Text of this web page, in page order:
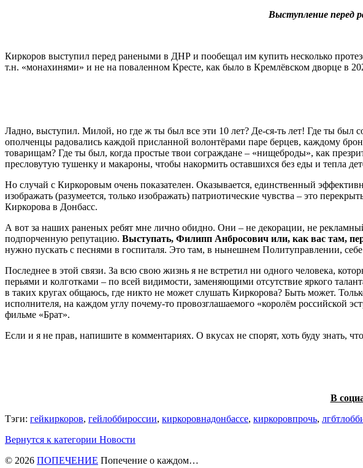
Выступление перед
Киркоров выступил перед ранеными в ДНР и пообещал им купить несколько
т.н. «монахинями» и не на поваленном Кресте, как было в Кремлёвском дворце в
Ладно, выступил. Милой, но где ж ты был все эти 10 лет? Де-ся-ть лет! Где ты
ополченцы радовались каждой присланной волонтёрами паре берцев, каждому
товарищам? Где ты был, когда простые твои сограждане – «нищеброды», как
пресловутую тушенку и макароны, чтобы накормить оставшихся без еды и тепла
Но случай с Киркоровым очень показателен. Оказывается, единственный
изображать (разумеется, только изображать) патриотические чувства – это
Киркорова в Донбасс.
А вот за наших раненых ребят мне лично обидно. Они – не декорации, не
подпорченную репутацию. Выступать, Филипп Анбросович или, как вас
нужно пускать с песнями в госпиталя. Это там, в нынешнем Политуправлении, себе
Последнее в этой связи. За всю свою жизнь я не встретил ни одного человека,
перьями и колготками – по всей видимости, заменяющими отсутствие яркого
в таких кругах общаюсь, где никто не может слушать Киркорова? Быть может.
исполнителя, на каждом углу почему-то провозглашаемого «королём российской
фильме «Брат».
Если и я не прав, напишите в комментариях. О вкусах не спорят, хоть буду знать,
В
Тэги: гейкиркоров, гейлоббироссии, киркоровнадонбассе, киркоровпрочь,
Вернутся к категории Новости
© 2026 ПОПЕЧЕНИЕ Попечение о каждом…